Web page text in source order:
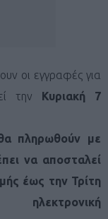
οι εγγραφές για
την Κυριακή 7
πληρωθούν με
να αποσταλεί
έως την Τρίτη